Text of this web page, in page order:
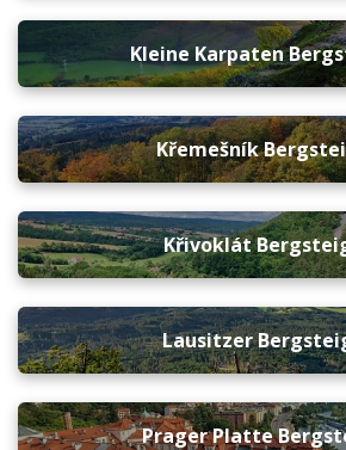
Kleine Karpaten
Křemešník
Křivoklát
Lausitzer
Prager Platte